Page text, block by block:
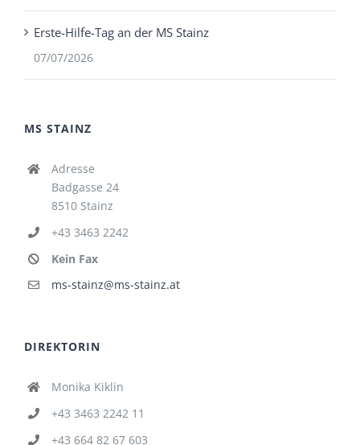
Erste-Hilfe-Tag an der MS Stainz
07/07/2026
MS STAINZ
Adresse
Badgasse 24
8510 Stainz
+43 3463 2242
Kein Fax
ms-stainz@ms-stainz.at
DIREKTORIN
Monika Kiklin
+43 3463 2242 11
+43 664 82 67 603